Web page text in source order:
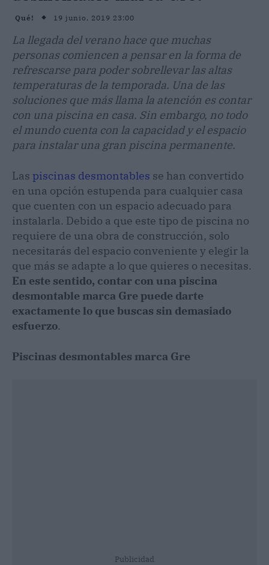
Qué! 19 junio, 2019 23:00
La llegada del verano hace que muchas
personas comiencen a pensar en la forma de
refrescarse para poder sobrellevar las altas
temperaturas de la temporada. Una de las
soluciones que más llama la atención es contar
con una piscina en casa. Sin embargo, no todo
el mundo cuenta con la capacidad y el espacio
para instalar una gran piscina permanente.
Las piscinas desmontables se han convertido
en una opción estupenda para cualquier casa
que cuenten con un espacio adecuado para
instalarla. Debido a que este tipo de piscina no
requiere de una obra de construcción, solo
necesitarás del espacio conveniente y elegir la
que más se adapte a lo que quieres o necesitas.
En este sentido, contar con una piscina
desmontable marca Gre puede darte
exactamente lo que buscas sin demasiado
esfuerzo.
Piscinas desmontables marca Gre
Publicidad